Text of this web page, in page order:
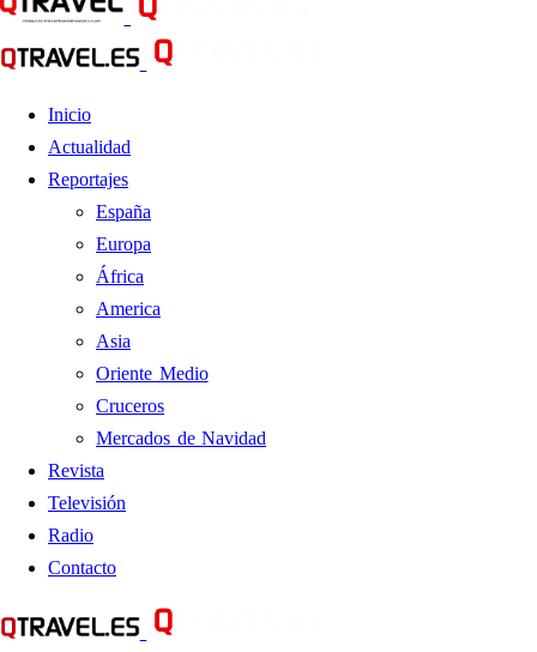
Inicio
Actualidad
Reportajes
España
Europa
África
America
Asia
Oriente Medio
Cruceros
Mercados de Navidad
Revista
Televisión
Radio
Contacto